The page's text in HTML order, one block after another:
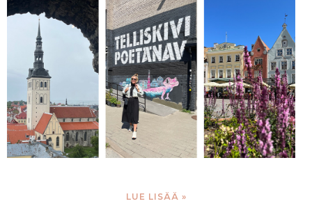
LUE LISÄÄ »